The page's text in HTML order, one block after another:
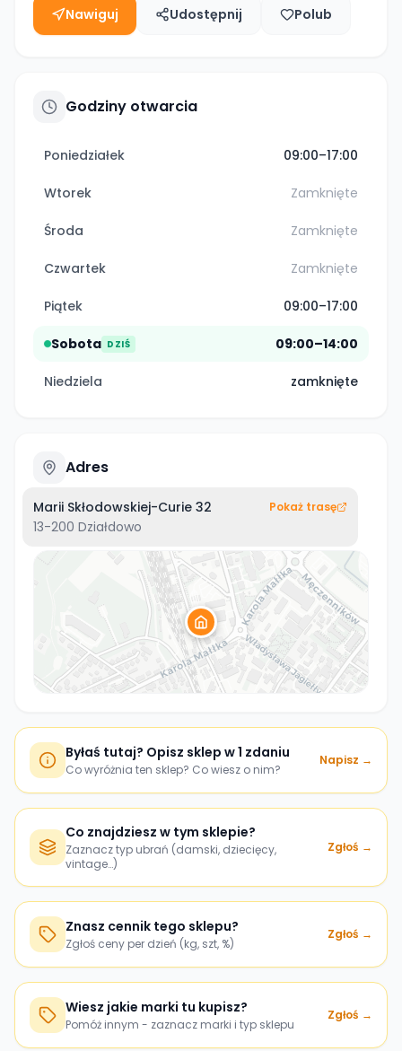
Nawiguj Udostępnij Polub
Godziny otwarcia
Poniedziałek 09:00–17:00
Wtorek Zamknięte
Środa Zamknięte
Czwartek Zamknięte
Piątek 09:00–17:00
Sobota DZIŚ 09:00–14:00
Niedziela zamknięte
Adres
Marii Skłodowskiej-Curie 32
13-200 Działdowo
Pokaż trasę
Byłaś tutaj? Opisz sklep w 1 zdaniu
Co wyróżnia ten sklep? Co wiesz o nim?
Napisz →
Co znajdziesz w tym sklepie?
Zaznacz typ ubrań (damski, dziecięcy,
vintage…)
Zgłoś →
Znasz cennik tego sklepu?
Zgłoś ceny per dzień (kg, szt, %)
Zgłoś →
Wiesz jakie marki tu kupisz?
Pomóż innym - zaznacz marki i typ sklepu
Zgłoś →